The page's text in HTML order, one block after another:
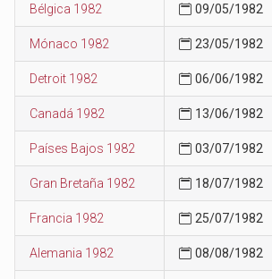
Bélgica 1982 09/05/1982
Mónaco 1982 23/05/1982
Detroit 1982 06/06/1982
Canadá 1982 13/06/1982
Países Bajos 1982 03/07/1982
Gran Bretaña 1982 18/07/1982
Francia 1982 25/07/1982
Alemania 1982 08/08/1982